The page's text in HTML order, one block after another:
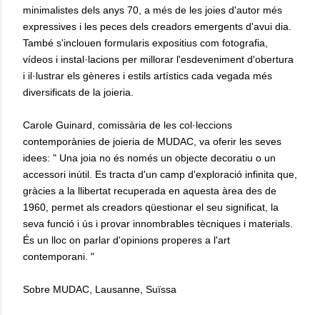
minimalistes dels anys 70, a més de les joies d'autor més
expressives i les peces dels creadors emergents d'avui dia.
També s'inclouen formularis expositius com fotografia,
vídeos i instal·lacions per millorar l'esdeveniment d'obertura
i il·lustrar els gèneres i estils artístics cada vegada més
diversificats de la joieria.
Carole Guinard, comissària de les col·leccions
contemporànies de joieria de MUDAC, va oferir les seves
idees: " Una joia no és només un objecte decoratiu o un
accessori inútil. Es tracta d'un camp d'exploració infinita que,
gràcies a la llibertat recuperada en aquesta àrea des de
1960, permet als creadors qüestionar el seu significat, la
seva funció i ús i provar innombrables tècniques i materials.
És un lloc on parlar d'opinions properes a l'art
contemporani. "
Sobre MUDAC, Lausanne, Suïssa